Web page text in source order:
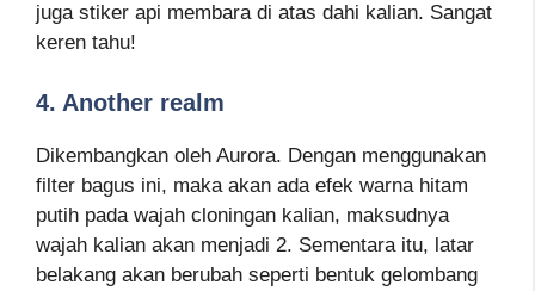
juga stiker api membara di atas dahi kalian. Sangat
keren tahu!
4. Another realm
Dikembangkan oleh Aurora. Dengan menggunakan
filter bagus ini, maka akan ada efek warna hitam
putih pada wajah cloningan kalian, maksudnya
wajah kalian akan menjadi 2. Sementara itu, latar
belakang akan berubah seperti bentuk gelombang